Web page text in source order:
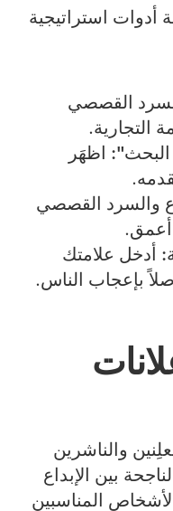
أدوات استراتيجية
القصصي
التجارية.
البحث": اظهَر
والسرد القصصي
أعمق.
أدخل علامتك
بإعجاب الناس.
والناشرين
بين الإبداع
المناسبين